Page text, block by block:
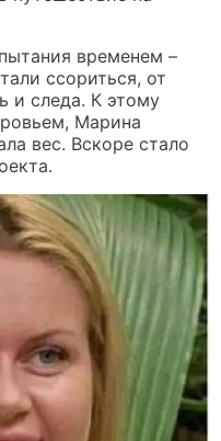
временем –
ссориться, от
и следа. К этому
Марина
вес. Вскоре стало